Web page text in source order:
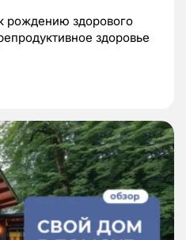
рождению здорового
здоровье